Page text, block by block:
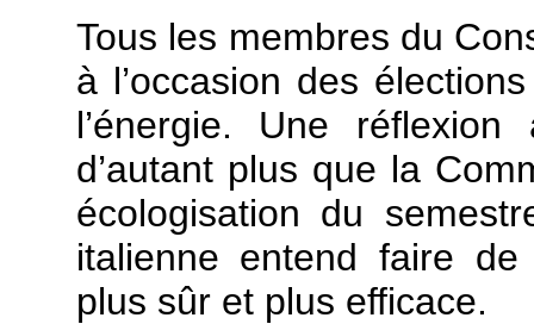
Tous les membres du
à l’occasion des
l’énergie. Une réflexion
d’autant plus que la
écologisation du
italienne entend faire de
plus sûr et plus efficace.